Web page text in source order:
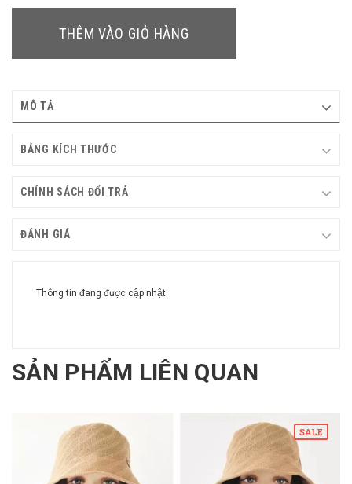
THÊM VÀO GIỎ HÀNG
MÔ TẢ
BẢNG KÍCH THƯỚC
CHÍNH SÁCH ĐỔI TRẢ
ĐÁNH GIÁ
Thông tin đang được cập nhật
SẢN PHẨM LIÊN QUAN
SALE